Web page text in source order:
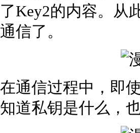
了Key2的内容。从
通信了。
在通信过程中，即
知道私钥是什么，